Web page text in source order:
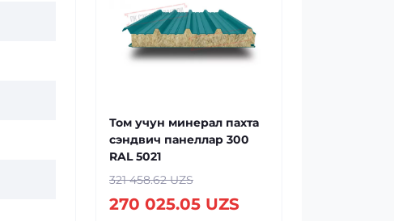
Том учун минерал пахта
сэндвич панеллар 300
RAL 5021
321 458.62 UZS
270 025.05 UZS